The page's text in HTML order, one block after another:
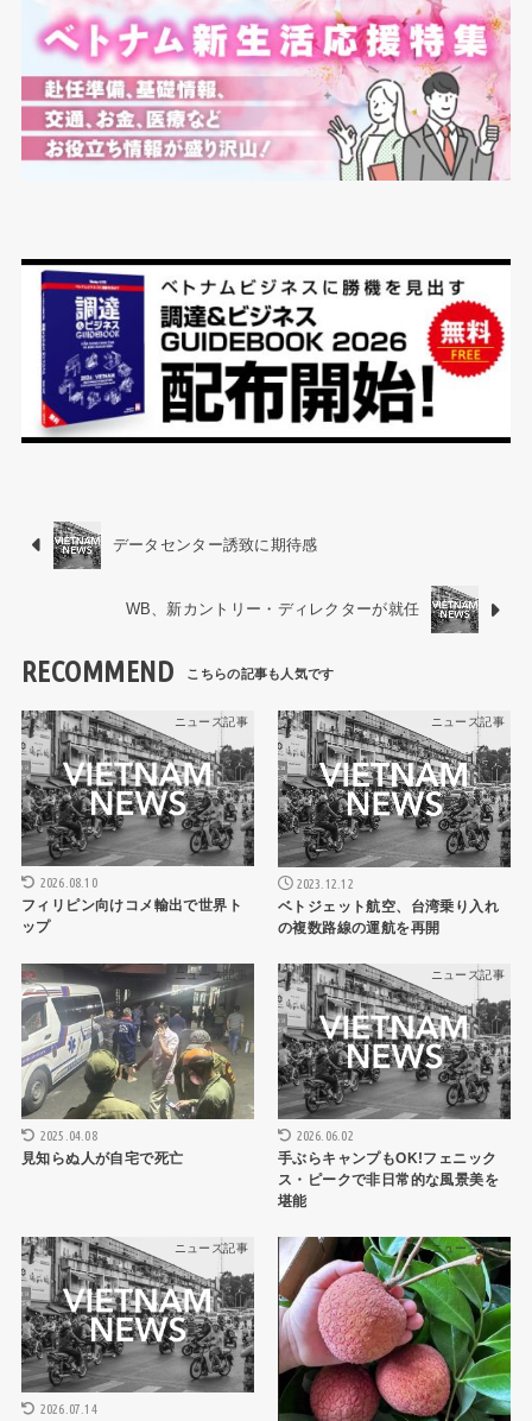
データセンター誘致に期待感
WB、新カントリー・ディレクターが就任
RECOMMEND
ニュース記事
2026.08.10
フィリピン向けコメ輸出で世界ト
ップ
ニュース記事
2023.12.12
ベトジェット航空、台湾乗り入れ
の複数路線の運航を再開
ニュース記事
2025.04.08
見知らぬ人が自宅で死亡
ニュース記事
2026.06.02
手ぶらキャンプもOK!フェニック
ス・ピークで非日常的な風景美を
堪能
ニュース記事
2026.07.14
ニュース記事